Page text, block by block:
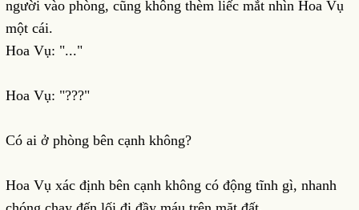
người vào phòng, cũng không thèm liếc mắt nhìn Hoa Vụ
một cái.
Hoa Vụ: "..."
Hoa Vụ: "???"
Có ai ở phòng bên cạnh không?
Hoa Vụ xác định bên cạnh không có động tĩnh gì, nhanh